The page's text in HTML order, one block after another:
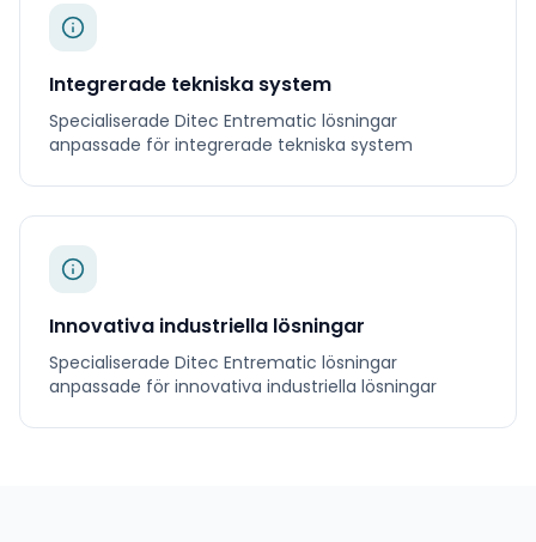
Integrerade tekniska system
Specialiserade Ditec Entrematic lösningar
anpassade för integrerade tekniska system
Innovativa industriella lösningar
Specialiserade Ditec Entrematic lösningar
anpassade för innovativa industriella lösningar